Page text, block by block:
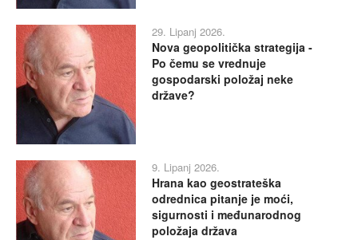
29. Lipanj 2026.
Nova geopolitička strategija -
Po čemu se vrednuje
gospodarski položaj neke
države?
9. Lipanj 2026.
Hrana kao geostrateška
odrednica pitanje je moći,
sigurnosti i međunarodnog
položaja država